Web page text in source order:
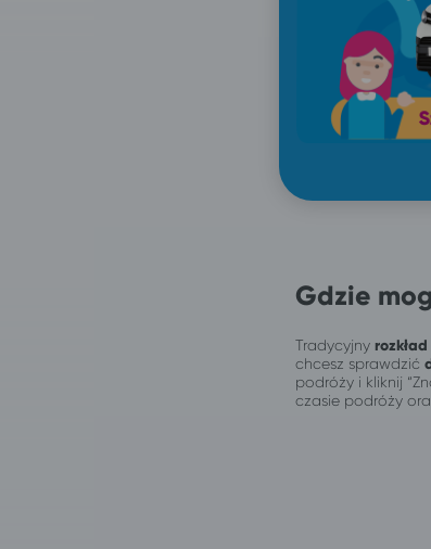
Gdzie
Tradycyjny
chcesz sprawdzić
podróży i kliknij
czasie podróży